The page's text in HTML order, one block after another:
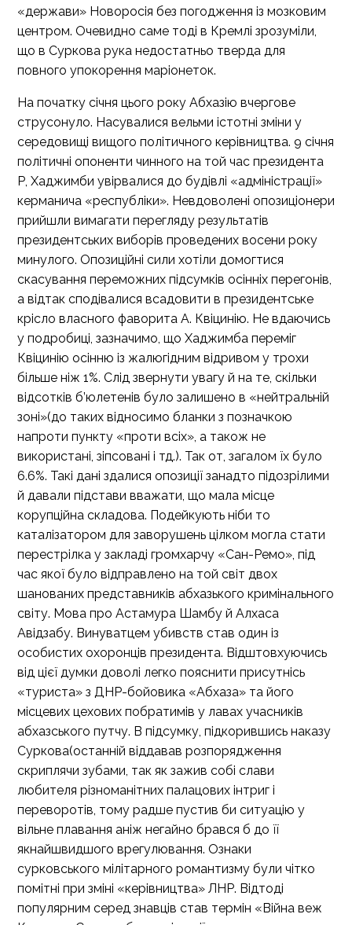
«держави» Новоросія без погодження із мозковим
центром. Очевидно саме тоді в Кремлі зрозуміли,
що в Суркова рука недостатньо тверда для
повного упокорення маріонеток.
На початку січня цього року Абхазію вчергове
струсонуло. Насувалися вельми істотні зміни у
середовищі вищого політичного керівництва. 9 січня
політичні опоненти чинного на той час президента
Р, Хаджимби увірвалися до будівлі «адміністрації»
керманича «республіки». Невдоволені опозиціонери
прийшли вимагати перегляду результатів
президентських виборів проведених восени року
минулого. Опозиційні сили хотіли домогтися
скасування переможних підсумків осінніх перегонів,
а відтак сподівалися всадовити в президентське
крісло власного фаворита А. Квіцинію. Не вдаючись
у подробиці, зазначимо, що Хаджимба переміг
Квіцинію осінню із жалюгідним відривом у трохи
більше ніж 1%. Слід звернути увагу й на те, скільки
відсотків б’юлетенів було залишено в «нейтральній
зоні»(до таких відносимо бланки з позначкою
напроти пункту «проти всіх», а також не
використані, зіпсовані і тд.). Так от, загалом їх було
6.6%. Такі дані здалися опозиції занадто підозрілими
й давали підстави вважати, що мала місце
корупційна складова. Подейкують ніби то
каталізатором для заворушень цілком могла стати
перестрілка у закладі громхарчу «Сан-Ремо», під
час якої було відправлено на той світ двох
шанованих представників абхазького кримінального
світу. Мова про Астамура Шамбу й Алхаса
Авідзабу. Винуватцем убивств став один із
особистих охоронців президента. Відштовхуючись
від цієї думки доволі легко пояснити присутнісь
«туриста» з ДНР-бойовика «Абхаза» та його
місцевих цехових побратимів у лавах учасників
абхазського путчу. В підсумку, підкорившись наказу
Суркова(останній віддавав розпорядження
скриплячи зубами, так як зажив собі слави
любителя різноманітних палацових інтриг і
переворотів, тому радше пустив би ситуацію у
вільне плавання аніж негайно брався б до її
якнайшвидшого врегулювання. Ознаки
сурковського мілітарного романтизму були чітко
помітні при зміні «керівництва» ЛНР. Відтоді
популярним серед знавців став термін «Війна веж